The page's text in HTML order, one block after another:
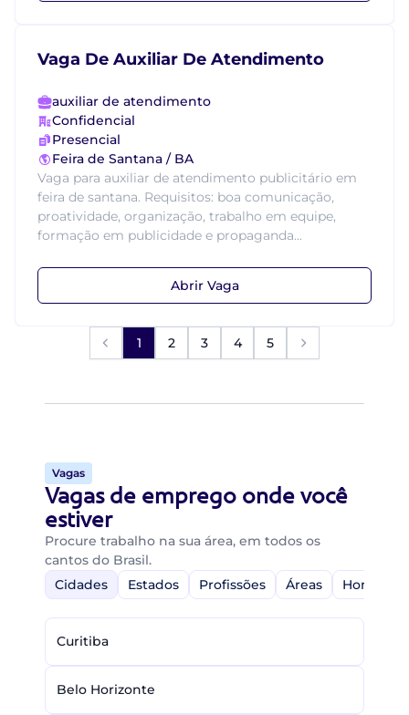
Vaga De Auxiliar De Atendimento
auxiliar de atendimento
Confidencial
Presencial
Feira de Santana / BA
Vaga para auxiliar de atendimento publicitário em
feira de santana. Requisitos: boa comunicação,
proatividade, organização, trabalho em equipe,
formação em publicidade e propaganda...
Abrir Vaga
1 2 3 4 5
Vagas
Vagas de emprego onde você
estiver
Procure trabalho na sua área, em todos os
cantos do Brasil.
Cidades
Estados Profissões Áreas Home-
Curitiba
Belo Horizonte